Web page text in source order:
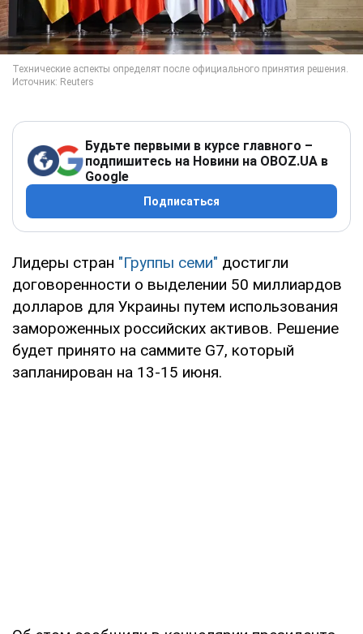
Будьте первыми в курсе главного –
подпишитесь на Новини на OBOZ.UA в
Google
Подписаться
Лидеры стран "Группы семи" достигли
договоренности о выделении 50 миллиардов
долларов для Украины путем использования
замороженных российских активов. Решение
будет принято на саммите G7, который
запланирован на 13-15 июня.